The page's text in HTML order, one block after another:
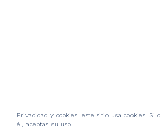
Privacidad y cookies: este sitio usa cookies. Si
él, aceptas su uso.